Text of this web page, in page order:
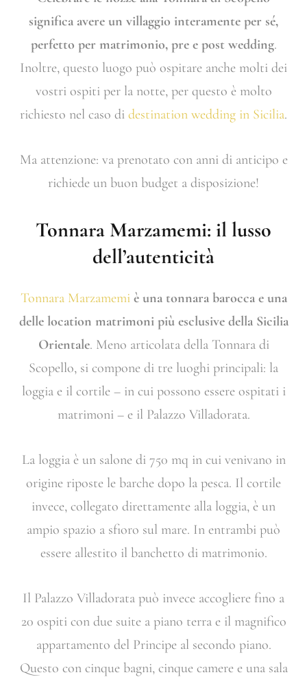
significa avere un villaggio interamente per sé,
perfetto per matrimonio, pre e post wedding.
Inoltre, questo luogo può ospitare anche molti dei
vostri ospiti per la notte, per questo è molto
richiesto nel caso di destination wedding in Sicilia.
Ma attenzione: va prenotato con anni di anticipo e
richiede un buon budget a disposizione!
Tonnara Marzamemi: il lusso
dell’autenticità
Tonnara Marzamemi è una tonnara barocca e una
delle location matrimoni più esclusive della Sicilia
Orientale. Meno articolata della Tonnara di
Scopello, si compone di tre luoghi principali: la
loggia e il cortile – in cui possono essere ospitati i
matrimoni – e il Palazzo Villadorata.
La loggia è un salone di 750 mq in cui venivano in
origine riposte le barche dopo la pesca. Il cortile
invece, collegato direttamente alla loggia, è un
ampio spazio a sfioro sul mare. In entrambi può
essere allestito il banchetto di matrimonio.
Il Palazzo Villadorata può invece accogliere fino a
20 ospiti con due suite a piano terra e il magnifico
appartamento del Principe al secondo piano.
Questo con cinque bagni, cinque camere e una sala